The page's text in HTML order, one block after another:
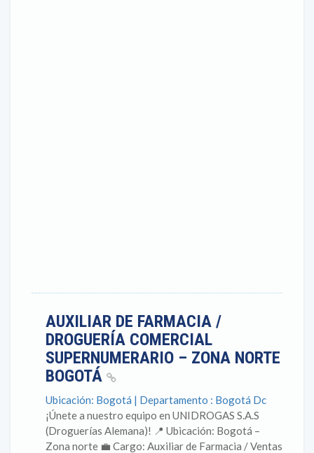
AUXILIAR DE FARMACIA /
DROGUERÍA COMERCIAL
SUPERNUMERARIO – ZONA NORTE
BOGOTÁ
Ubicación: Bogotá | Departamento : Bogotá Dc
¡Únete a nuestro equipo en UNIDROGAS S.A.S
(Droguerías Alemana)! 📍 Ubicación: Bogotá –
Zona norte 💼 Cargo: Auxiliar de Farmacia / Ventas